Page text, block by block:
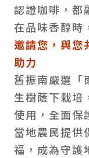
認證咖啡，都
在品味香醇時
邀請您，與您
助力
舊振南嚴選「
生樹蔭下栽培
使用，全面保
當地農民提供
福，成為守護